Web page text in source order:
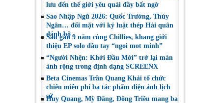
lưu đến thế giới yêu quái đầy bất ngờ
Sao Nhập Ngũ 2026: Quốc Trường, Thúy
Ngân… đối mặt với kỷ luật thép Hải quân
đánh bộ
Sau gần 9 năm cùng Chillies, khang giới
thiệu EP solo đầu tay “ngoi mot minh”
“Người Nhện: Khởi Đầu Mới” trở lại màn
ảnh rộng trong định dạng SCREENX
Beta Cinemas Trần Quang Khải tổ chức
chiếu miễn phí ba tác phẩm điện ảnh lịch
sử
Huy Quang, Mỹ Đăng, Đông Triều mang ba